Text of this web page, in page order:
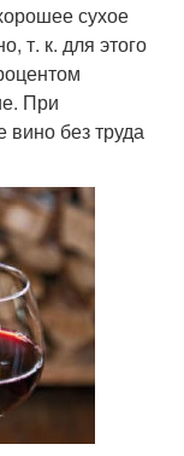
сухое
т. к. для этого
При
без труда